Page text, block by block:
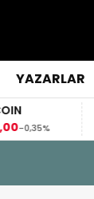
YAZARLAR
64,2200